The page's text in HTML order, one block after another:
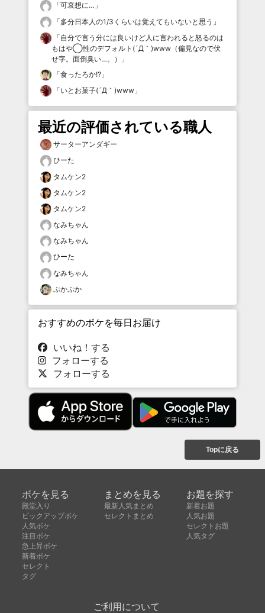
「可哀想に… 」
「多分日本人の1/3くらいは覚えてもいないと思う 」
「自分で言う分には良いけど人に言われると怒るのは
もはや◯性のデフォルト(´Д｀)www（偏見なので伏
せ字。面倒臭い…。）
」
「食ったろか!? 」
「いとお菓子(´Д｀)www 」
最近の評価されている職人
サーターアンダギー
ひーた
タムケン2
タムケン2
タムケン2
なみちゃん
なみちゃん
ひーた
なみちゃん
ぷかぷか
おすすめのボケを毎日お届け
いいね！する
フォローする
フォローする
Topに戻る
ボケを見る
殿堂入り
ピックアップボケ
人気ボケ
注目ボケ
急上昇ボケ
新着ボケ
セレクト
タグ
まとめを見る
最新人気まとめ
セレクトまとめ
お題を探す
新着お題
人気お題
セレクトお題
人気タグ
ご利用について